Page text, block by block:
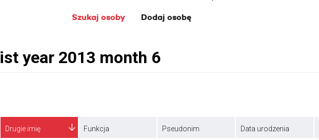
Szukaj osoby
Dodaj osobę
Drugie imię Funkcja Pseudonim Data urodzenia